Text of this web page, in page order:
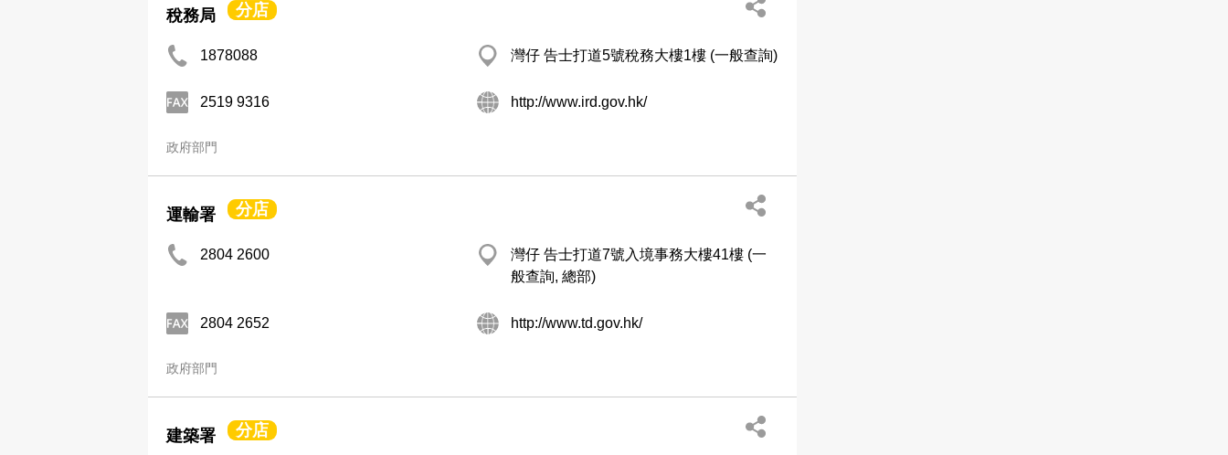
稅務局 分店
1878088 灣仔 告士打道5號稅務大樓1樓 (一般查詢)
2519 9316 http://www.ird.gov.hk/
政府部門
運輸署 分店
2804 2600
灣仔 告士打道7號入境事務大樓41樓 (一
般查詢, 總部)
2804 2652 http://www.td.gov.hk/
政府部門
建築署 分店